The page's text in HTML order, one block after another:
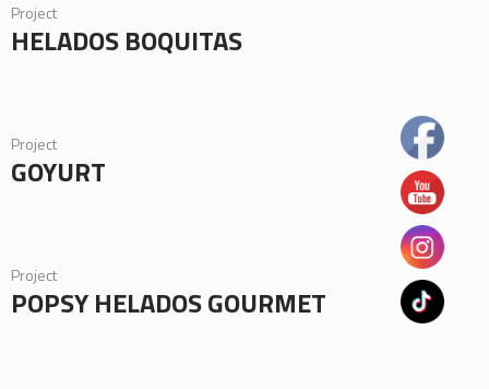
Project
HELADOS BOQUITAS
Project
GOYURT
Project
POPSY HELADOS GOURMET